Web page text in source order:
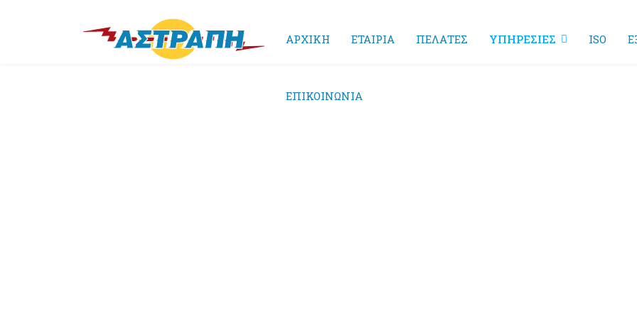
ΑΡΧΙΚΗ ΕΤΑΙΡΙΑ ΠΕΛΑΤΕΣ ΥΠΗΡΕΣΙΕΣ ISO
ΕΠΙΚΟΙΝΩΝΙΑ